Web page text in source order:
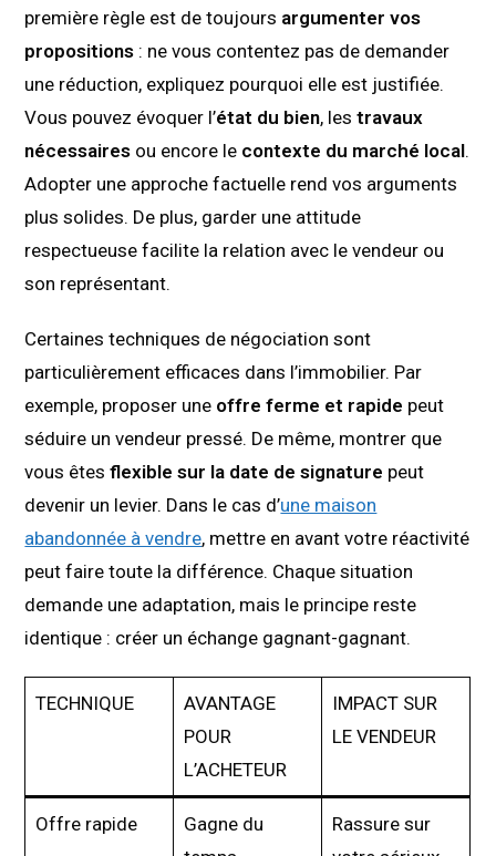
première règle est de toujours argumenter vos
propositions : ne vous contentez pas de demander
une réduction, expliquez pourquoi elle est justifiée.
Vous pouvez évoquer l’état du bien, lestravaux
nécessaires ou encore le contexte du marché local.
Adopter une approche factuelle rend vos arguments
plus solides. De plus, garder une attitude
respectueuse facilite la relation avec le vendeur ou
son représentant.
Certaines techniques de négociation sont
particulièrement efficaces dans l’immobilier. Par
exemple, proposer une offre ferme et rapide peut
séduire un vendeur pressé. De même, montrer que
vous êtesflexible sur la date de signature peut
devenir un levier. Dans le cas d’une maison
abandonnée à vendre, mettre en avant votre réactivité
peut faire toute la différence. Chaque situation
demande une adaptation, mais le principe reste
identique : créer un échange gagnant-gagnant.
TECHNIQUE
AVANTAGE
POUR
L’ACHETEUR
IMPACT SUR
LE VENDEUR
Offre rapide
Gagne du
Rassure sur